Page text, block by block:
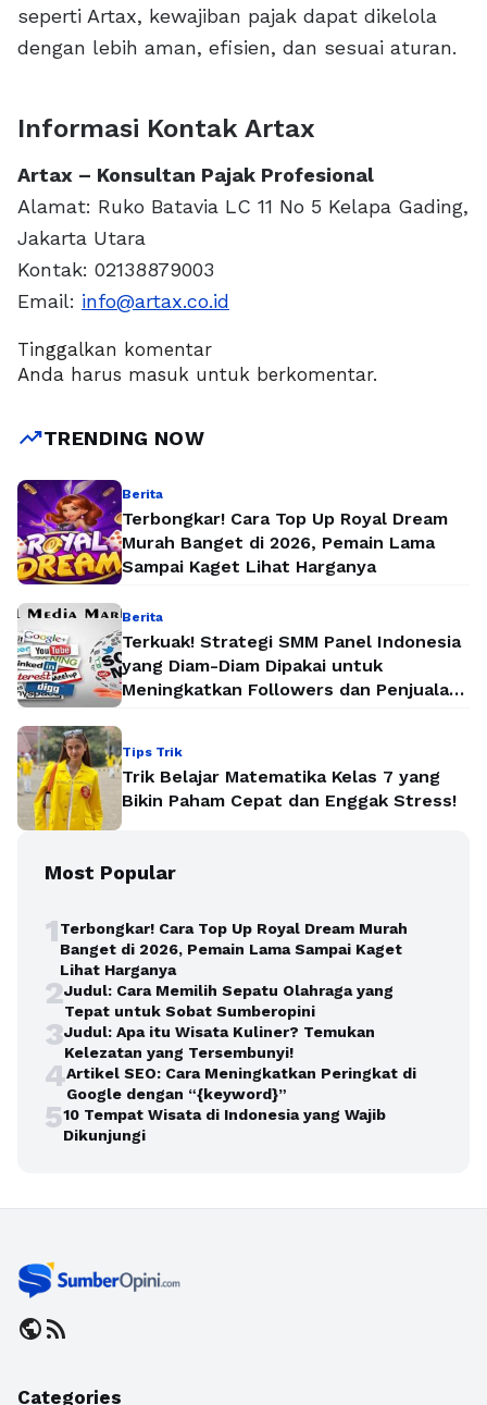
seperti Artax, kewajiban pajak dapat dikelola
dengan lebih aman, efisien, dan sesuai aturan.
Informasi Kontak Artax
Artax – Konsultan Pajak Profesional
Alamat: Ruko Batavia LC 11 No 5 Kelapa Gading,
Jakarta Utara
Kontak: 02138879003
Email: info@artax.co.id
Tinggalkan komentar
Anda harus masuk untuk berkomentar.
trending_upTRENDING NOW
Berita
Terbongkar! Cara Top Up Royal Dream
Murah Banget di 2026, Pemain Lama
Sampai Kaget Lihat Harganya
Berita
Terkuak! Strategi SMM Panel Indonesia
yang Diam-Diam Dipakai untuk
Meningkatkan Followers dan Penjualan
Tips Trik
Trik Belajar Matematika Kelas 7 yang
Bikin Paham Cepat dan Enggak Stress!
Most Popular
1Terbongkar! Cara Top Up Royal Dream Murah
Banget di 2026, Pemain Lama Sampai Kaget
Lihat Harganya
2Judul: Cara Memilih Sepatu Olahraga yang
Tepat untuk Sobat Sumberopini
3Judul: Apa itu Wisata Kuliner? Temukan
Kelezatan yang Tersembunyi!
4Artikel SEO: Cara Meningkatkan Peringkat di
Google dengan “{keyword}”
510 Tempat Wisata di Indonesia yang Wajib
Dikunjungi
publicrss_feed
Categories